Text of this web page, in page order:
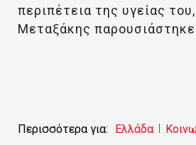
περιπέτεια της υγείας
Μεταξάκης παρουσιάστηκε
Περισσότερα για: Ελλάδα